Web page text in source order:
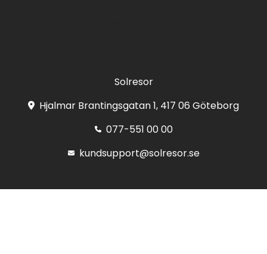
Solresor
Hjalmar Brantingsgatan 1, 417 06 Göteborg
077-551 00 00
kundsupport@solresor.se